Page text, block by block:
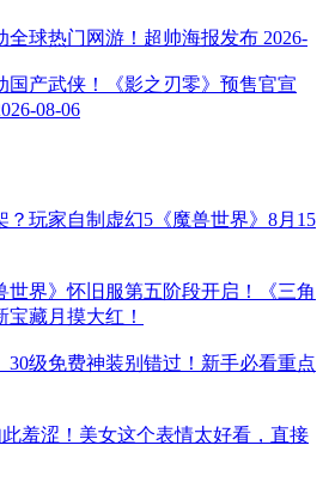
全球热门网游！超帅海报发布 2026-
国产武侠！《影之刃零》预售官宣
08-06
？玩家自制虚幻5《魔兽世界》8月15
世界》怀旧服第五阶段开启！《三角
藏月摸大红！
30级免费神装别错过！新手必看重点
羞涩！美女这个表情太好看，直接